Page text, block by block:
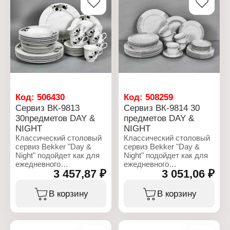
поверхности: для всех
типов плит
Использование в
посудомоечной машине:
нет
Материал: чугун
Goldflon
Материал: углеродистая
сталь, пластик
Код: 506430
Сервиз ВК-9813
30предметов DAY &
NIGHT
Классический столовый
сервиз Bekker "Day &
Night" подойдет как для
ежедневного
использования, так и для
праздничного стола.
Посуда изготовлена из
фарфора. Можно мыть в
3 457,87 ₽
В корзину
Код:508259
Сервиз ВК-9814 30
предметов DAY &
NIGHT
Классический столовый
сервиз Bekker "Day &
Night" подойдет как для
ежедневного
использования, так и для
праздничного стола.
Посуда изготовлена из
фарфора. Можно мыть в
3 051,06 ₽
В корзину